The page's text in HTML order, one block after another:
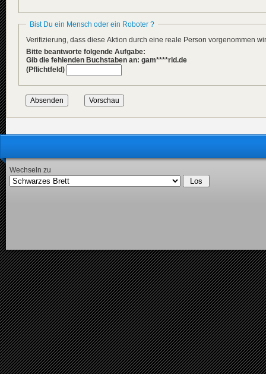
Bist Du ein Mensch oder ein Roboter ?
Verifizierung, dass diese Aktion durch eine reale Person vorgenommen
Bitte beantworte folgende Aufgabe:
Gib die fehlenden Buchstaben an: gam****rld.de
(Pflichtfeld)
Wechseln zu